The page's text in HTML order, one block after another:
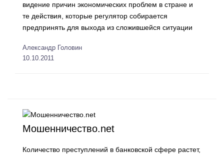
видение причин экономических проблем в стране и
те действия, которые регулятор собирается
предпринять для выхода из сложившейся ситуации
Алексaндр Головин
10.10.2011
Мошенничество.net
Количество преступлений в банковской сфере растет,